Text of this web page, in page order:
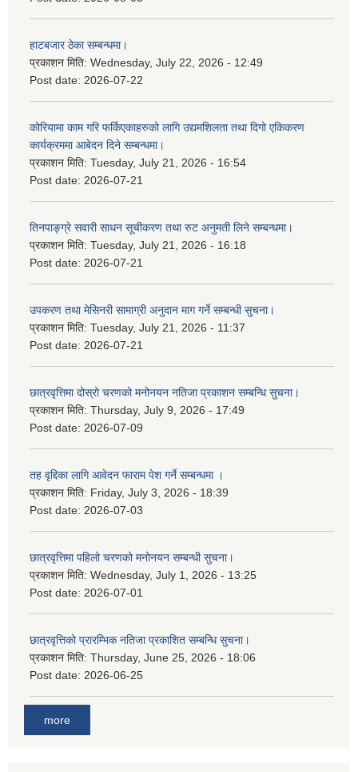
हाटबजार ठेका सम्बन्धमा।
प्रकाशन मिति: Wednesday, July 22, 2026 - 12:49
Post date: 2026-07-22
कोरियामा काम गरि फर्किएकाहरुको लागि उद्यमशिलता तथा दिगो एकिकरण
कार्यक्रममा आबेदन दिने सम्बन्धमा।
प्रकाशन मिति: Tuesday, July 21, 2026 - 16:54
Post date: 2026-07-21
तिनपाङ्ग्रे सवारी साधन सूचीकरण तथा रुट अनुमती लिने सम्बन्धमा।
प्रकाशन मिति: Tuesday, July 21, 2026 - 16:18
Post date: 2026-07-21
उपकरण तथा मेसिनरी सामाग्री अनुदान माग गर्ने सम्बन्धी सुचना।
प्रकाशन मिति: Tuesday, July 21, 2026 - 11:37
Post date: 2026-07-21
छात्रवृत्तिमा दोस्रो चरणको मनोनयन नतिजा प्रकाशन सम्बन्धि सुचना।
प्रकाशन मिति: Thursday, July 9, 2026 - 17:49
Post date: 2026-07-09
तह वृद्दिका लागि आवेदन फाराम पेश गर्ने सम्बन्धमा ।
प्रकाशन मिति: Friday, July 3, 2026 - 18:39
Post date: 2026-07-03
छात्रवृत्तिमा पहिलो चरणको मनोनयन सम्बन्धी सुचना।
प्रकाशन मिति: Wednesday, July 1, 2026 - 13:25
Post date: 2026-07-01
छात्रवृत्तिको प्रारम्भिक नतिजा प्रकाशित सम्बन्धि सुचना।
प्रकाशन मिति: Thursday, June 25, 2026 - 18:06
Post date: 2026-06-25
more